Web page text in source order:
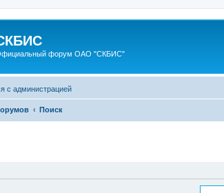
форум ОАО "СКБИС"
с администрацией
Поиск